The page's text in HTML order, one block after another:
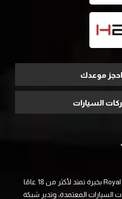
احجز موعدك
السيارات
تتمتع Royal Swiss Auto Services بخبرة تمتد لأكثر من 18 عامًا
السيارات المعتمدة، وتدير شبكة